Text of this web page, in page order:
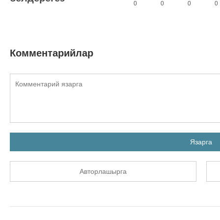
0 0 0 0
Комментарийлар
Язарга
Авторлашырга